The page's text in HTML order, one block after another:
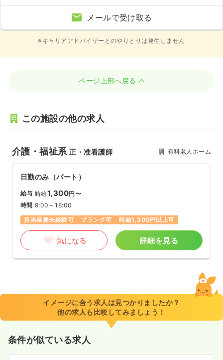
メールで受け取る
※キャリアアドバイザーとのやりとりは発生しません
ページ上部へ戻る
この施設の他の求人
介護・福祉系正・准看護師 有料老人ホーム
日勤のみ（パート）
給与 時給1,300円〜
時間 9:00～18:00
担当業務未経験可
ブランク可 時給1,300円以上可
気になる 詳細を見る
イメージに合う求人は見つかりましたか？
他の求人も比較してみましょう！
条件が似ている求人